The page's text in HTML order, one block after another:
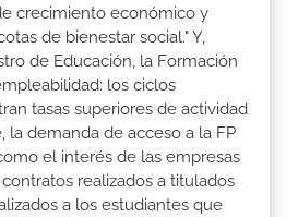
crecimiento económico y
de bienestar social." Y,
de Educación, la Formación
los ciclos
tasas superiores de actividad
la demanda de acceso a la FP
el interés de las empresas
realizados a titulados
a los estudiantes que